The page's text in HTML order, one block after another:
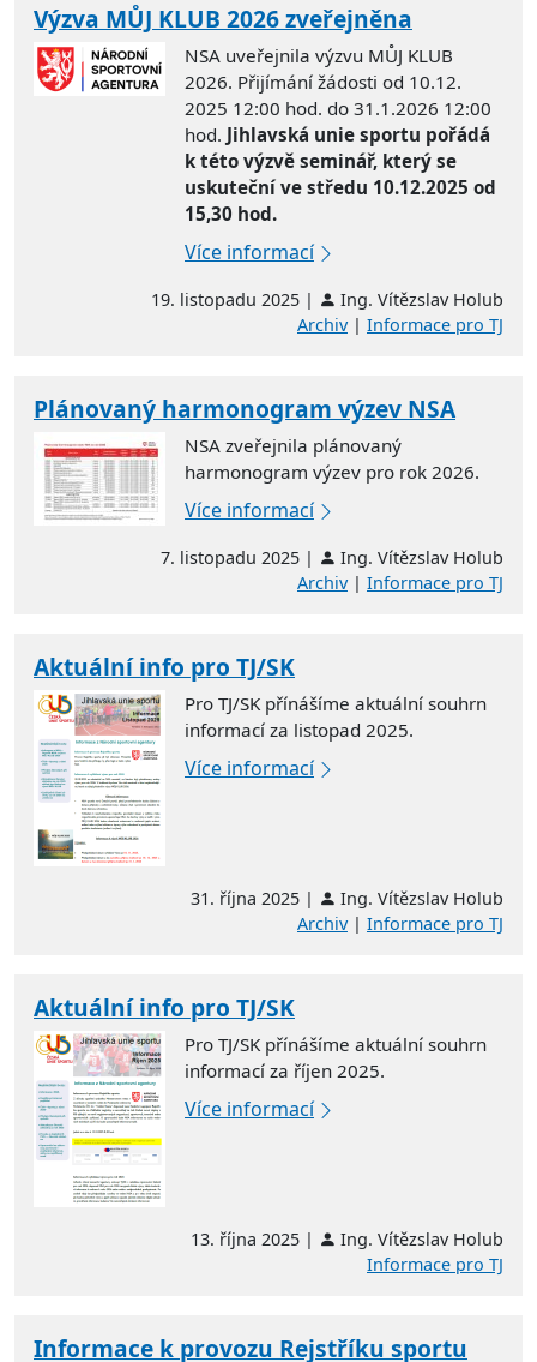
Výzva MŮJ KLUB 2026 zveřejněna
NSA uveřejnila výzvu MŮJ KLUB
2026. Přijímání žádosti od 10.12.
2025 12:00 hod. do 31.1.2026 12:00
hod. Jihlavská unie sportu pořádá
k této výzvě seminář, který se
uskuteční ve středu 10.12.2025 od
15,30 hod.
Více informací
19. listopadu 2025 |
Ing. Vítězslav Holub
Archiv| Informace pro TJ
Plánovaný harmonogram výzev NSA
NSA zveřejnila plánovaný
harmonogram výzev pro rok 2026.
Více informací
7. listopadu 2025 |
Ing. Vítězslav Holub
Archiv| Informace pro TJ
Aktuální info pro TJ/SK
Pro TJ/SK přínášíme aktuální souhrn
informací za listopad 2025.
Více informací
31. října 2025 |
Ing. Vítězslav Holub
Archiv| Informace pro TJ
Aktuální info pro TJ/SK
Pro TJ/SK přínášíme aktuální souhrn
informací za říjen 2025.
Více informací
13. října 2025 |
Ing. Vítězslav Holub
Informace pro TJ
Informace k provozu Rejstříku sportu